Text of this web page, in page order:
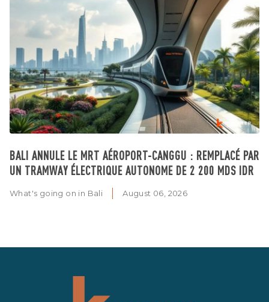
BALI ANNULE LE MRT AÉROPORT-CANGGU : REMPLACÉ PAR
UN TRAMWAY ÉLECTRIQUE AUTONOME DE 2 200 MDS IDR
What's going on in Bali August 06, 2026